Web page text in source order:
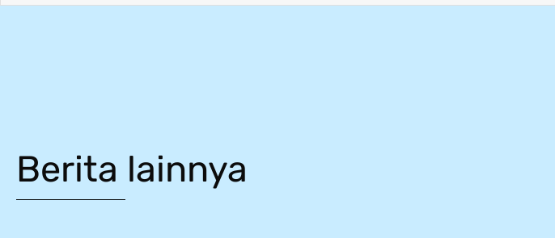
Berita lainnya